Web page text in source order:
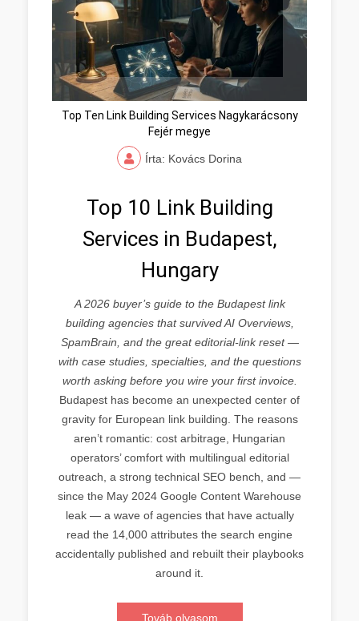
Top Ten Link Building Services Nagykarácsony
Fejér megye
Írta: Kovács Dorina
Top 10 Link Building
Services in Budapest,
Hungary
A 2026 buyer’s guide to the Budapest link
building agencies that survived AI Overviews,
SpamBrain, and the great editorial-link reset —
with case studies, specialties, and the questions
worth asking before you wire your first invoice.
Budapest has become an unexpected center of
gravity for European link building. The reasons
aren’t romantic: cost arbitrage, Hungarian
operators’ comfort with multilingual editorial
outreach, a strong technical SEO bench, and —
since the May 2024 Google Content Warehouse
leak — a wave of agencies that have actually
read the 14,000 attributes the search engine
accidentally published and rebuilt their playbooks
around it.
Továb olvasom